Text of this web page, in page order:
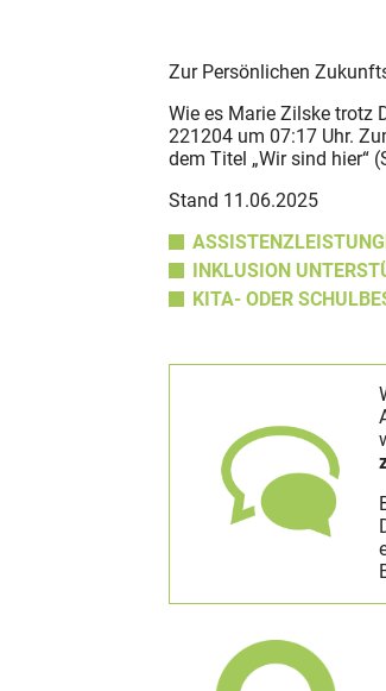
Zur Persönlichen
Wie es Marie Zilske trotz
221204 um 07:17 Uhr.
dem Titel „Wir sind hier“
Stand 11.06.2025
INKLUSION
KITA- ODER